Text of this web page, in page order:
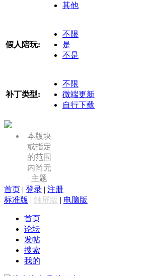
其他
假人陪玩:
不限
是
不是
补丁类型:
不限
微端更新
自行下载
本版块
或指定
的范围
内尚无
主题
首页 | 登录 | 注册
标准版 | 触屏版 | 电脑版
首页
论坛
发帖
搜索
我的